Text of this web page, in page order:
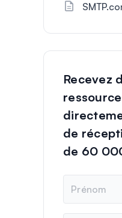
Recevez
de
de 60
m